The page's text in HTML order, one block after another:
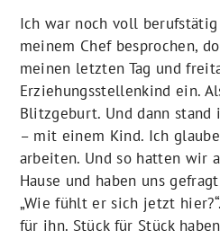
Ich war noch voll
meinem Chef besprochen,
meinen letzten Tag und
Erziehungsstellenkind ein.
Blitzgeburt. Und dann stand
– mit einem Kind. Ich
arbeiten. Und so hatten wir
Hause und haben uns
„Wie fühlt er sich jetzt
für ihn. Stück für Stück